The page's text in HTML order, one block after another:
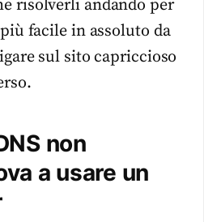
risolverli andando per
facile in assoluto da
sul sito capriccioso
non
a usare un